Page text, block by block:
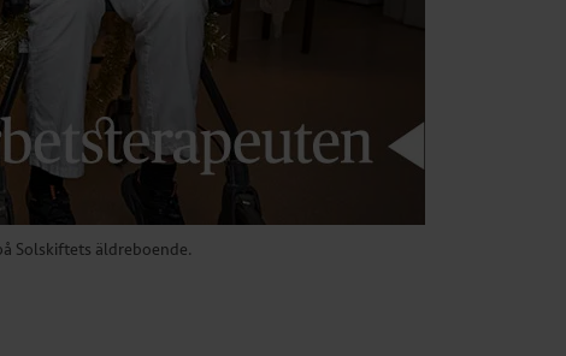
Solskiftets äldreboende.